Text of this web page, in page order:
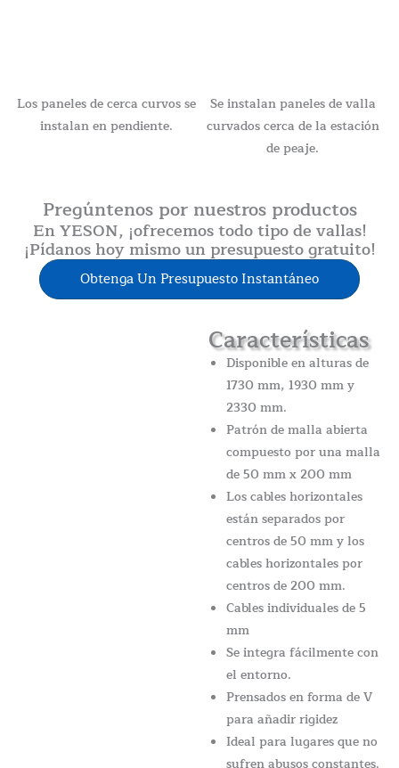
Los paneles de cerca curvos se
instalan en pendiente.
Se instalan paneles de valla
curvados cerca de la estación
de peaje.
Pregúntenos por nuestros productos
En YESON, ¡ofrecemos todo tipo de vallas!
¡Pídanos hoy mismo un presupuesto gratuito!
Obtenga Un Presupuesto Instantáneo
Características
Disponible en alturas de
1730 mm, 1930 mm y
2330 mm.
Patrón de malla abierta
compuesto por una malla
de 50 mm x 200 mm
Los cables horizontales
están separados por
centros de 50 mm y los
cables horizontales por
centros de 200 mm.
Cables individuales de 5
mm
Se integra fácilmente con
el entorno.
Prensados en forma de V
para añadir rigidez
Ideal para lugares que no
sufren abusos constantes.